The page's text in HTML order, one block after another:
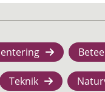
Teknik